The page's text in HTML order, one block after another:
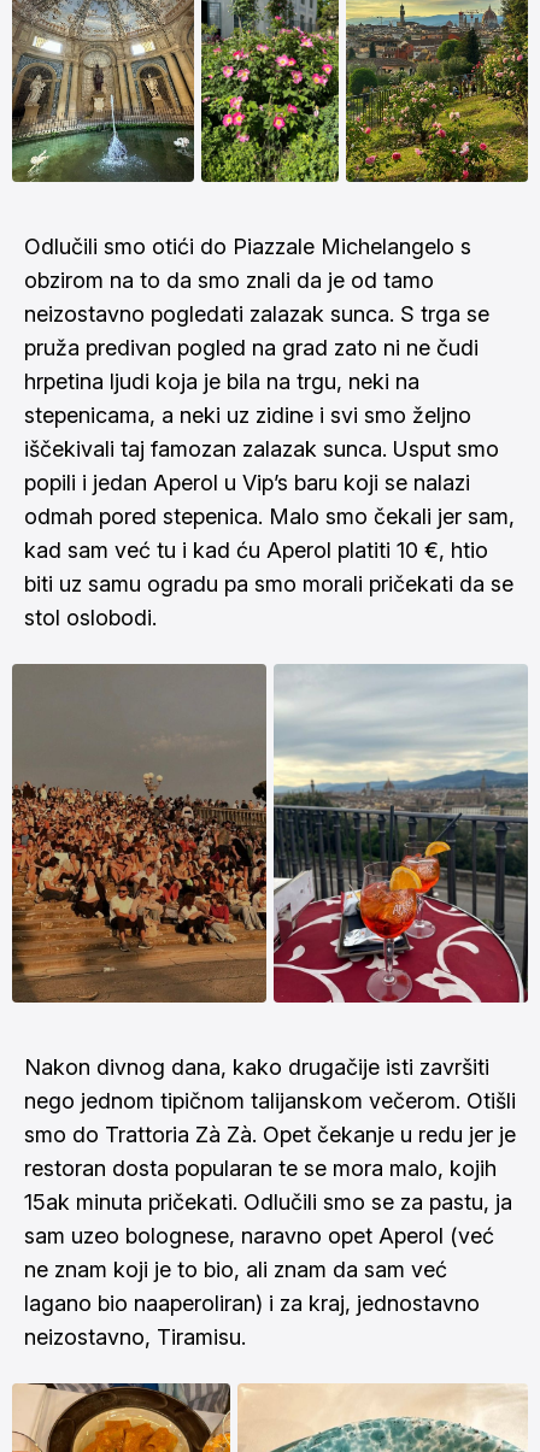
Odlučili smo otići do Piazzale Michelangelo s
obzirom na to da smo znali da je od tamo
neizostavno pogledati zalazak sunca. S trga se
pruža predivan pogled na grad zato ni ne čudi
hrpetina ljudi koja je bila na trgu, neki na
stepenicama, a neki uz zidine i svi smo željno
iščekivali taj famozan zalazak sunca. Usput smo
popili i jedan Aperol u Vip’s baru koji se nalazi
odmah pored stepenica. Malo smo čekali jer sam,
kad sam već tu i kad ću Aperol platiti 10 €, htio
biti uz samu ogradu pa smo morali pričekati da se
stol oslobodi.
Nakon divnog dana, kako drugačije isti završiti
nego jednom tipičnom talijanskom večerom. Otišli
smo do Trattoria Zà Zà. Opet čekanje u redu jer je
restoran dosta popularan te se mora malo, kojih
15ak minuta pričekati. Odlučili smo se za pastu, ja
sam uzeo bolognese, naravno opet Aperol (već
ne znam koji je to bio, ali znam da sam već
lagano bio naaperoliran) i za kraj, jednostavno
neizostavno, Tiramisu.